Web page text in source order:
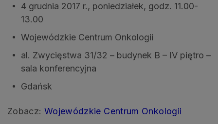
4 grudnia 2017 r., poniedziałek, godz. 11.00-
13.00
Wojewódzkie Centrum Onkologii
al. Zwycięstwa 31/32 – budynek B – IV piętro –
sala konferencyjna
Gdańsk
Zobacz: Wojewódzkie Centrum Onkologii